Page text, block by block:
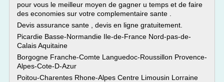
pour vous le meilleur moyen de gagner u temps et de faire
des economies sur votre complementaire sante .
Devis assurance sante , devis en ligne gratuitement.
Picardie Basse-Normandie Ile-de-France Nord-pas-de-
Calais Aquitaine
Borgogne Franche-Comte Languedoc-Roussillon Provence-
Alpes-Cote-D-Azur
Poitou-Charentes Rhone-Alpes Centre Limousin Lorraine